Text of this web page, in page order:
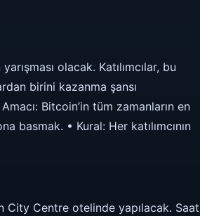
olacak. Katılımcılar, bu
birini kazanma şansı
Bitcoin’in tüm zamanların en
basmak. • Kural: Her katılımcının
City Centre otelinde yapılacak. Saat